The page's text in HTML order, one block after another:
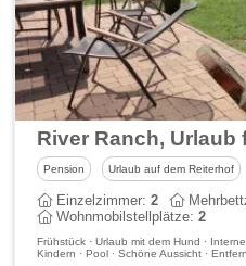
Pension Urlaub auf dem Reiterhof
Einzelzimmer:2
Wohnmobilstellplätze:2
Frühstück · Urlaub mit dem Hund ·
Kindern · Pool · Schöne Aussicht ·